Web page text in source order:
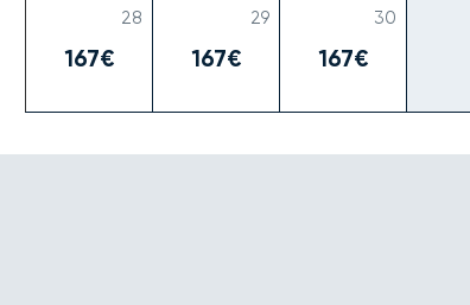
167€ 167€ 167€
28 29 30